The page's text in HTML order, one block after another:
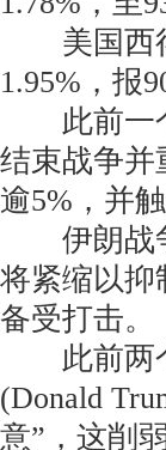
美国西得
1.95%，报
此前一个
结束战争并
逾5%，并
伊朗战争
将紧缩以抑
备受打击。
此前两个
(Donald
意”，这削